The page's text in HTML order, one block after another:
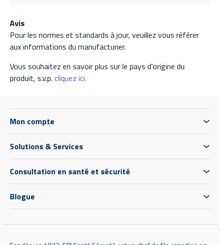
Avis
Pour les normes et standards à jour, veuillez vous référer
aux informations du manufacturier.
Vous souhaitez en savoir plus sur le pays d'origine du
produit, s.v.p. cliquez ici.
Mon compte
Solutions & Services
Consultation en santé et sécurité
Blogue